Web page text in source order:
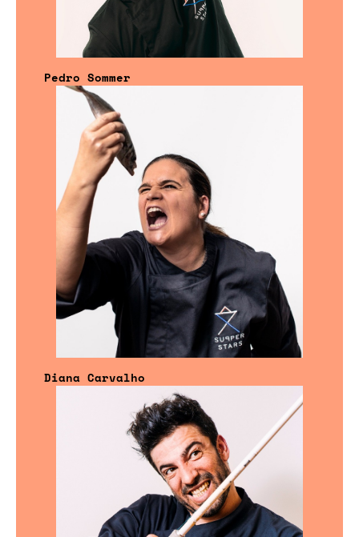
Pedro Sommer
Diana Carvalho